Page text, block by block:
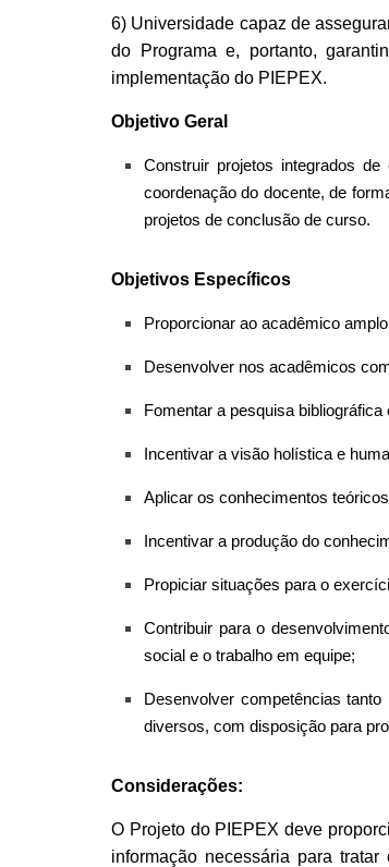
6) Universidade capaz de
do Programa e, portanto,
implementação do PIEPEX.
Objetivo Geral
Construir projetos integrados
coordenação do docente, de f
projetos de conclusão de curso.
Objetivos Específicos
Proporcionar ao acadêmico
Desenvolver nos acadêmicos
Fomentar a pesquisa
Incentivar a visão holística e
Aplicar os conhecimentos
Incentivar a produção do
Propiciar situações para o
Contribuir para o
social e o trabalho em equipe;
Desenvolver competências
diversos, com disposição para
Considerações:
O Projeto do PIEPEX deve
informação necessária para